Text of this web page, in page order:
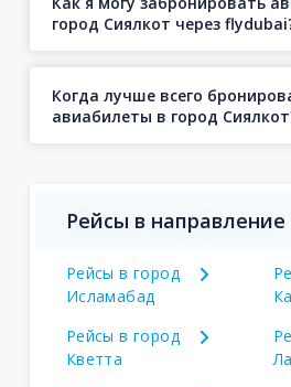
город Сиялкот через
Когда лучше всего
авиабилеты в город
Рейсы в
Рейсы в город
Исламабад
Рейсы в город
Кветта